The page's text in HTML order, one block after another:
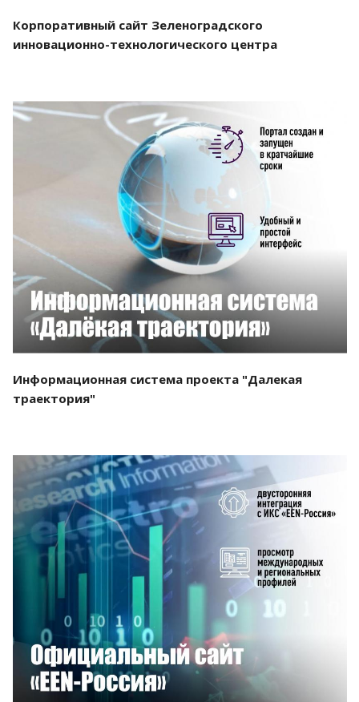
Корпоративный сайт Зеленоградского
инновационно-технологического центра
Смотреть проект
Информационная система проекта "Далекая
траектория"
Смотреть проект